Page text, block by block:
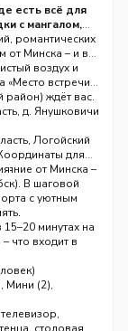
есть всё для
с мангалом,
романтических
от Минска – и вы
отдыха.воздух и
«Место встречи»
район) ждёт вас.
д. Янушковичи
Логойский
для
от Минска –
В шаговой
минутах на
с уютным
что входит в
Мини (2),
столовая